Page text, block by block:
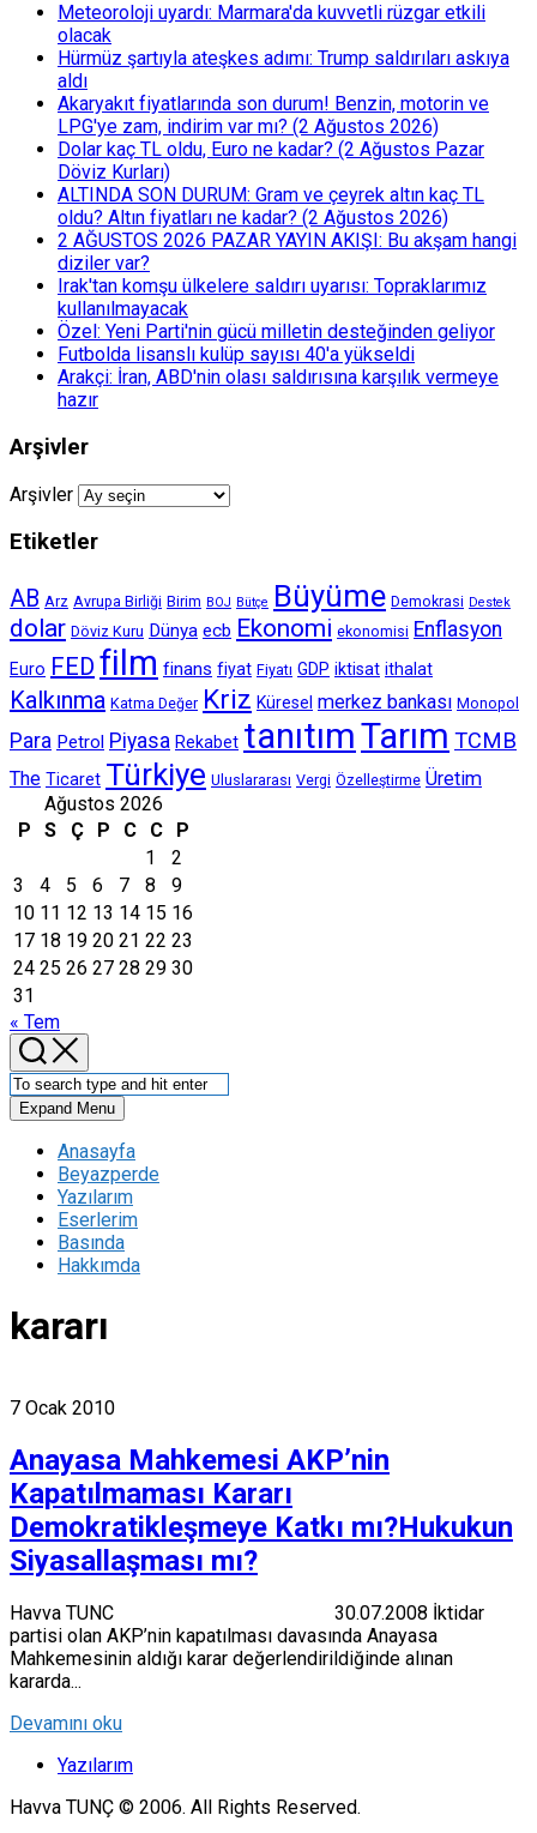
Meteoroloji uyardı: Marmara'da kuvvetli rüzgar etkili
olacak
Hürmüz şartıyla ateşkes adımı: Trump saldırıları askıya
aldı
Akaryakıt fiyatlarında son durum! Benzin, motorin ve
LPG'ye zam, indirim var mı? (2 Ağustos 2026)
Dolar kaç TL oldu, Euro ne kadar? (2 Ağustos Pazar
Döviz Kurları)
ALTINDA SON DURUM: Gram ve çeyrek altın kaç TL
oldu? Altın fiyatları ne kadar? (2 Ağustos 2026)
2 AĞUSTOS 2026 PAZAR YAYIN AKIŞI: Bu akşam hangi
diziler var?
Irak'tan komşu ülkelere saldırı uyarısı: Topraklarımız
kullanılmayacak
Özel: Yeni Parti'nin gücü milletin desteğinden geliyor
Futbolda lisanslı kulüp sayısı 40'a yükseldi
Arakçi: İran, ABD'nin olası saldırısına karşılık vermeye
hazır
Arşivler
Arşivler
Etiketler
AB Arz Avrupa Birliği Birim BOJ Bütçe Büyüme Demokrasi Destek
dolar Döviz Kuru Dünya ecb Ekonomi ekonomisi Enflasyon
Euro FED film finans fiyat Fiyatı GDP iktisat ithalat
Kalkınma Katma Değer Kriz Küresel merkez bankası Monopol
Para Petrol Piyasa Rekabet tanıtımTarım TCMB
The Ticaret Türkiye Uluslararası Vergi Özelleştirme Üretim
Ağustos 2026
P
S Ç P C C
P
1
2
3
4 5 6 7 8
9
10 11 12 13 14 15 16
17 18 19 20 21 22 23
24 25 26 27 28 29 30
31
« Tem
Expand Menu
Anasayfa
Beyazperde
Yazılarım
Eserlerim
Basında
Hakkımda
kararı
7 Ocak 2010
Anayasa Mahkemesi AKP’nin
Kapatılmaması Kararı
Demokratikleşmeye Katkı mı?Hukukun
Siyasallaşması mı?
Havva TUNC 30.07.2008 İktidar
partisi olan AKP’nin kapatılması davasında Anayasa
Mahkemesinin aldığı karar değerlendirildiğinde alınan
kararda...
Devamını oku
Yazılarım
Havva TUNÇ © 2006. All Rights Reserved.